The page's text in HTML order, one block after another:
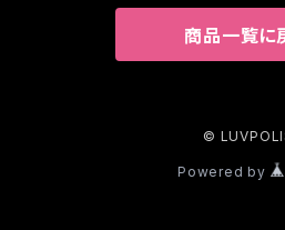
商品一覧に
©
Powered by